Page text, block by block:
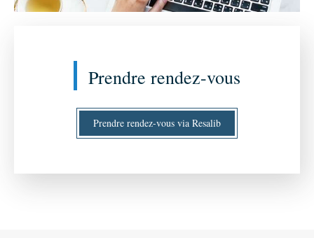
Prendre rendez-vous
Prendre rendez-vous via Resalib